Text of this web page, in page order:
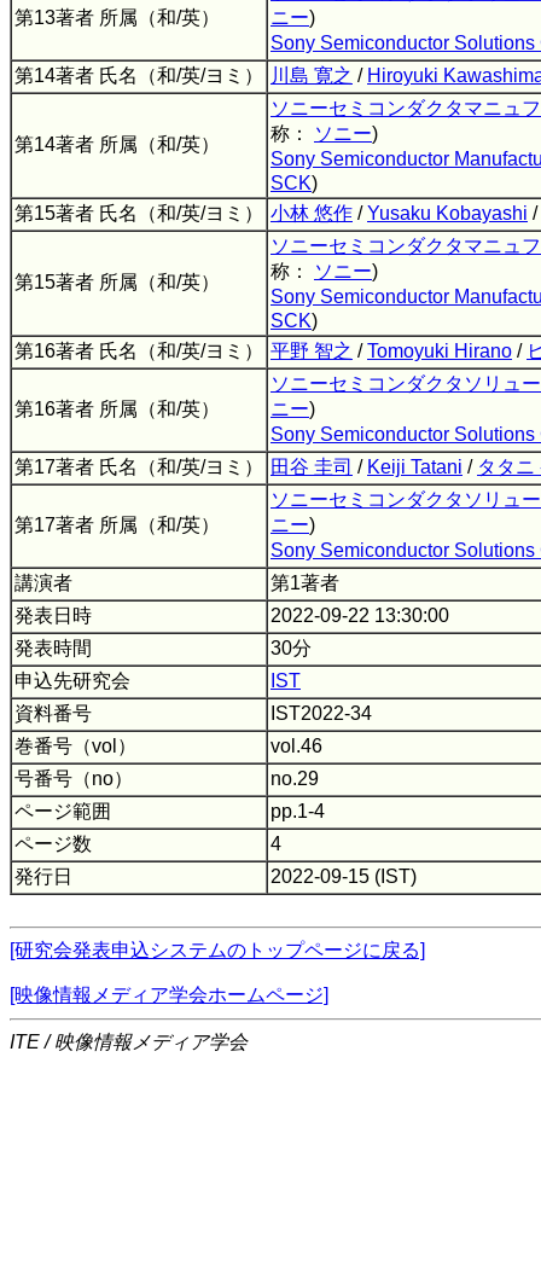
第13著者 所属（和/英）
ニー)
Sony Semiconductor Solutions
第14著者 氏名（和/英/ヨミ）
川島 寛之 / Hiroyuki
第14著者 所属（和/英）
ソニーセミコンダクタマニュ
称：
ソニー)
Sony Semiconductor
SCK)
第15著者 氏名（和/英/ヨミ）
小林 悠作 /Yusaku Kobayashi /
第15著者 所属（和/英）
ソニーセミコンダクタマニュ
称：
ソニー)
Sony Semiconductor
SCK)
第16著者 氏名（和/英/ヨミ）
平野 智之 /Tomoyuki Hirano /
第16著者 所属（和/英）
ソニーセミコンダクタソリュ
ニー)
Sony Semiconductor Solutions
第17著者 氏名（和/英/ヨミ）
田谷 圭司 / Keiji Tatani / タタニ
第17著者 所属（和/英）
ソニーセミコンダクタソリュ
ニー)
Sony Semiconductor Solutions
講演者
第1著者
発表日時
2022-09-22 13:30:00
発表時間
30分
申込先研究会
IST
資料番号
IST2022-34
巻番号（vol）
vol.46
号番号（no）
no.29
ページ範囲
pp.1-4
ページ数
4
発行日
2022-09-15 (IST)
[研究会発表申込システムのトップページに戻る]
[映像情報メディア学会ホームページ]
ITE / 映像情報メディア学会